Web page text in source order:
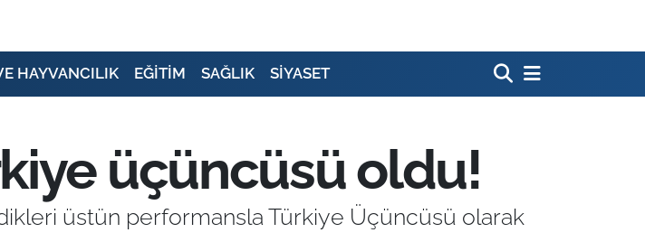
HAYVANCILIK EĞİTİM SAĞLIK SİYASET
üçüncüsü oldu!
üstün performansla Türkiye Üçüncüsü olarak